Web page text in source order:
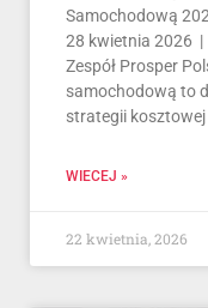
Samochodową
28 kwietnia 2026
Zespół Prosper
samochodową to
strategii
WIECEJ »
22 kwietnia, 2026